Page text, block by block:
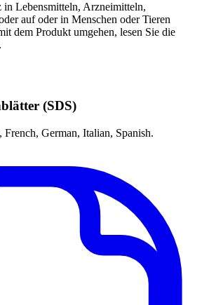
Lebensmitteln, Arzneimitteln,
auf oder in Menschen oder Tieren
dem Produkt umgehen, lesen Sie die
(SDS)
German, Italian, Spanish.